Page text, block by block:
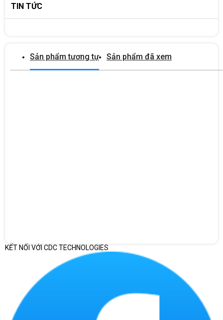
TIN TỨC
Sản phẩm tương tự Sản phẩm đã xem
KẾT NỐI VỚI CDC TECHNOLOGIES